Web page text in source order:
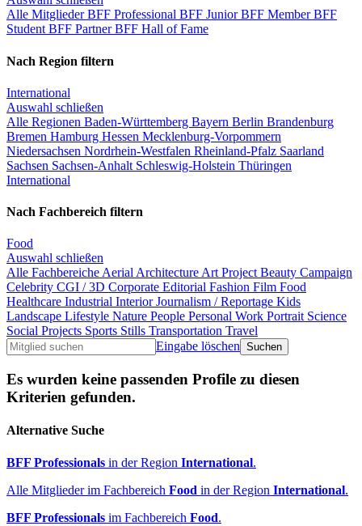
Alle MitgliederBFF Professional BFF JuniorBFF MemberBFF
Student BFF PartnerBFF Hall of Fame
Nach Region filtern
International
Auswahl schließen
Alle Regionen Baden-Württemberg Bayern Berlin Brandenburg
Bremen Hamburg Hessen Mecklenburg-Vorpommern
Niedersachsen Nordrhein-Westfalen Rheinland-Pfalz Saarland
Sachsen Sachsen-Anhalt Schleswig-Holstein Thüringen
International
Nach Fachbereich filtern
Food
Auswahl schließen
Alle Fachbereiche Aerial Architecture Art Project Beauty Campaign
Celebrity CGI / 3D Corporate Editorial Fashion Film Food
Healthcare Industrial InteriorJournalism / Reportage Kids
Landscape Lifestyle Nature People Personal Work Portrait Science
Social Projects Sports Stills Transportation Travel
Eingabe löschen
Es wurden keine passenden Profile zu diesen
Kriterien gefunden.
Alternative Suche
BFF Professionals in der Region International.
Alle Mitglieder im Fachbereich Food in der Region International.
BFF Professionals im Fachbereich Food.